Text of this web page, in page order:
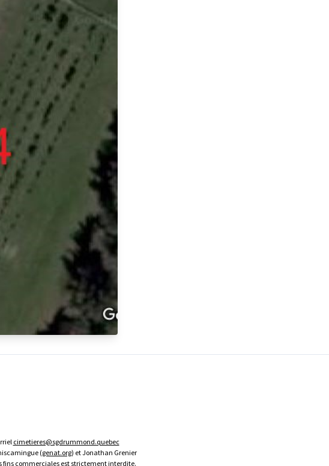
cimetieres@sgdrummond.quebec
(genat.org) et Jonathan Grenier
fins commerciales est strictement interdite.